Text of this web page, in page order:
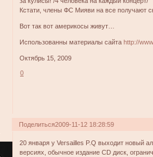
Кстати, члены ФС Мияви на все получают
Вот так вот америкосы живут…
Использованны материалы сайта http://
Октябрь 15, 2009
0
Поделиться2009-11-12 18:28:59
20 января у Versailles P.Q выходит новый
версиях, обычное издание CD диск,